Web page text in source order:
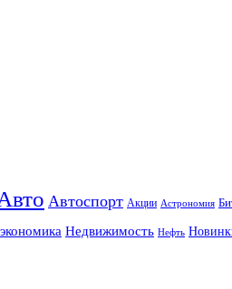
Автоспорт Акции Астрономия
Недвижимость Нефть